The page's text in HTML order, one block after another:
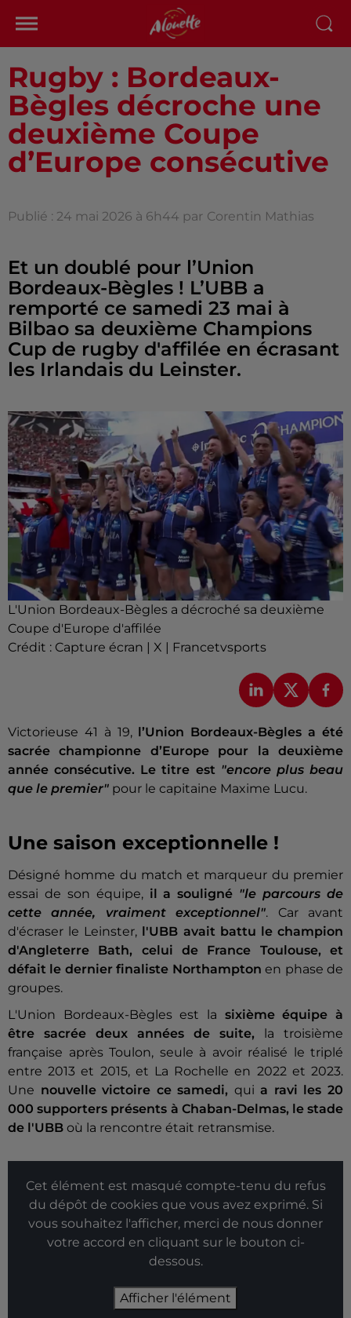
Rugby : Bordeaux-
Bègles décroche une
deuxième Coupe
d’Europe consécutive
Publié : 24 mai 2026 à 6h44 par Corentin Mathias
Et un doublé pour l’Union
Bordeaux-Bègles ! L’UBB a
remporté ce samedi 23 mai à
Bilbao sa deuxième Champions
Cup de rugby d'affilée en écrasant
les Irlandais du Leinster.
L'Union Bordeaux-Bègles a décroché sa deuxième
Coupe d'Europe d'affilée
Crédit : Capture écran | X | Francetvsports
Victorieuse 41 à 19,
l’Union Bordeaux-Bègles a été
sacrée championne d’Europe pour la deuxième
année consécutive. Le titre est "encore plus beau
que le premier" pour le capitaine Maxime Lucu.
Une saison exceptionnelle !
Désigné homme du match et marqueur du premier
essai de son équipe, il a souligné "le parcours de
cette année, vraiment exceptionnel". Car avant
d'écraser le Leinster,
l'UBB avait battu le champion
d'Angleterre Bath, celui de France Toulouse, et
défait le dernier finaliste Northamptonen phase de
groupes.
L'Union Bordeaux-Bègles est la sixième équipe à
être sacrée deux années de suite,
la troisième
française après Toulon, seule à avoir réalisé le triplé
entre 2013 et 2015, et La Rochelle en 2022 et 2023.
Une nouvelle victoire ce samedi, quia ravi les 20
000 supporters présents à Chaban-Delmas, le stade
de l'UBB où la rencontre était retransmise.
Cet élément est masqué compte-tenu du refus
du dépôt de cookies que vous avez exprimé. Si
vous souhaitez l'afficher, merci de nous donner
votre accord en cliquant sur le bouton ci-
dessous.
Afficher l'élément